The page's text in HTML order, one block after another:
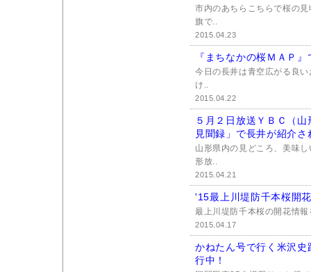
市内のあちらこちらで桜の
旗で..
2015.04.23
『まちなかの桜ＭＡＰ
今日の長井は青空広がる良
け..
2015.04.22
５月２日放送ＹＢＣ（
見聞録」で長井が紹介さ
山形県内の見どころ、美味
形放..
2015.04.21
'15最上川堤防千本桜開
最上川堤防千本桜の開花情
2015.04.17
かねたん号で行く米沢
行中！